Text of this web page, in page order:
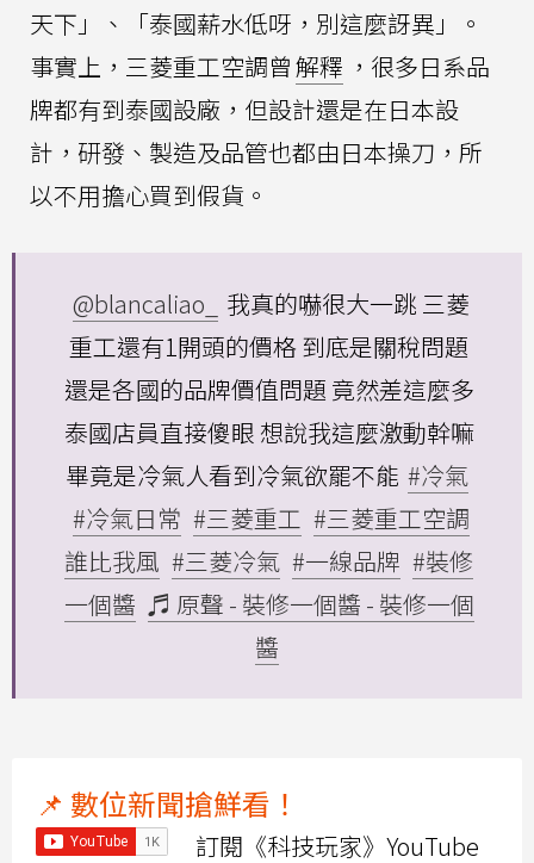
天下」、「泰國薪水低呀，別這麼訝異」。
事實上，三菱重工空調曾解釋 ，很多日系品
牌都有到泰國設廠，但設計還是在日本設
計，研發、製造及品管也都由日本操刀，所
以不用擔心買到假貨。
@blancaliao_
我真的嚇很大一跳 三菱
重工還有1開頭的價格 到底是關稅問題
還是各國的品牌價值問題 竟然差這麼多
泰國店員直接傻眼 想說我這麼激動幹嘛
畢竟是冷氣人看到冷氣欲罷不能 #冷氣
#冷氣日常 #三菱重工 #三菱重工空調
誰比我風 #三菱冷氣 #一線品牌 #裝修
一個醬 ♬ 原聲 - 裝修一個醬 - 裝修一個
醬
📌 數位新聞搶鮮看！
訂閱《科技玩家》YouTube